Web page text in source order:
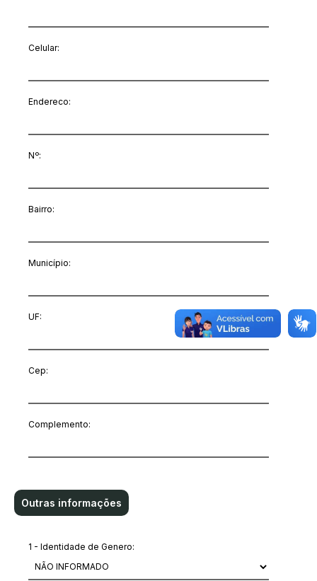
Celular:
Endereco:
Nº:
Bairro:
Município:
UF:
Cep:
Complemento:
Outras informações
1 - Identidade de Genero: